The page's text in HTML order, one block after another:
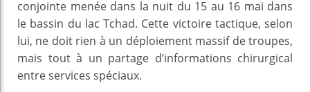
conjointe menée dans la nuit du 15 au 16 mai dans
le bassin du lac Tchad. Cette victoire tactique, selon
lui, ne doit rien à un déploiement massif de troupes,
mais tout à un partage d’informations chirurgical
entre services spéciaux.